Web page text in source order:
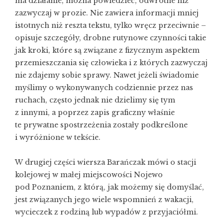
zazwyczaj w prozie. Nie zawiera informacji mniej
istotnych niż reszta tekstu, tylko wręcz przeciwnie –
opisuje szczegóły, drobne rutynowe czynności takie
jak kroki, które są związane z fizycznym aspektem
przemieszczania się człowieka i z których zazwyczaj
nie zdajemy sobie sprawy. Nawet jeżeli świadomie
myślimy o wykonywanych codziennie przez nas
ruchach, często jednak nie dzielimy się tym
z innymi, a poprzez zapis graficzny właśnie
te prywatne spostrzeżenia zostały podkreślone
i wyróżnione w tekście.
W drugiej części wiersza Barańczak mówi o stacji
kolejowej w małej miejscowości Nojewo
pod Poznaniem, z którą, jak możemy się domyślać,
jest związanych jego wiele wspomnień z wakacji,
wycieczek z rodziną lub wypadów z przyjaciółmi.